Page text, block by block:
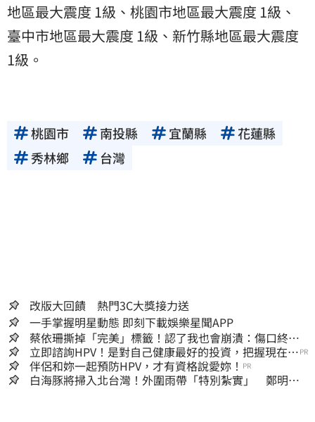
地區最大震度 1級、桃園市地區最大震度 1級、
臺中市地區最大震度 1級、新竹縣地區最大震度
1級。
桃園市 南投縣 宜蘭縣
花蓮縣
秀林鄉
台灣
改版大回饋 熱門3C大獎接力送
一手掌握明星動態 即刻下載娛樂星聞APP
蔡依珊撕掉「完美」標籤！認了我也會崩潰：傷口終究
會癒合
立即諮詢HPV！是對自己健康最好的投資，把握現在不
嫌晚！
PR
伴侶和妳一起預防HPV，才有資格說愛妳！ PR
白海豚將掃入北台灣！外圍雨帶「特別紮實」 鄭明典